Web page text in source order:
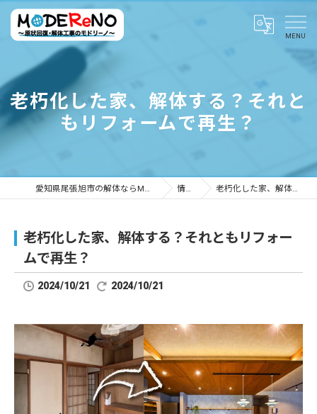
老朽化した家、解体する？それと
もリフォームで再生？
愛知県尾張旭市の解体ならMODEReNO ～原状回復・解体工事のモドリーノ～ 情報ブログ 老朽化した家、解体する？それともリフォームで再生？
老朽化した家、解体する？それともリフォー
ムで再生？
2024/10/21 2024/10/21